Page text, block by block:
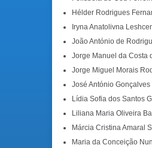
Hélder Rodrigues
Iryna Anatolivna
João António de
Jorge Manuel da Costa
Jorge Miguel Morais
José António
Lídia Sofia dos Santos
Liliana Maria Oliveira
Márcia Cristina Amaral
Maria da Conceição